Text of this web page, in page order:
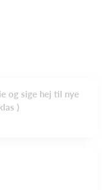
og sige hej til nye
)